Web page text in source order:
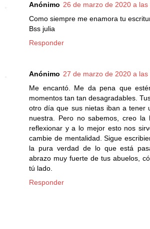
Anónimo 26 de marzo de 2020 a las
Como siempre me enamora tu
Bss julia
Responder
Anónimo 27 de marzo de 2020 a las
Me encantó. Me da pena que
momentos tan tan desagradables.
otro día que sus nietas iban a tener
nuestra. Pero no sabemos, creo la
reflexionar y a lo mejor esto nos
cambie de mentalidad. Sigue
la pura verdad de lo que está
abrazo muy fuerte de tus abuelos,
tú lado.
Responder